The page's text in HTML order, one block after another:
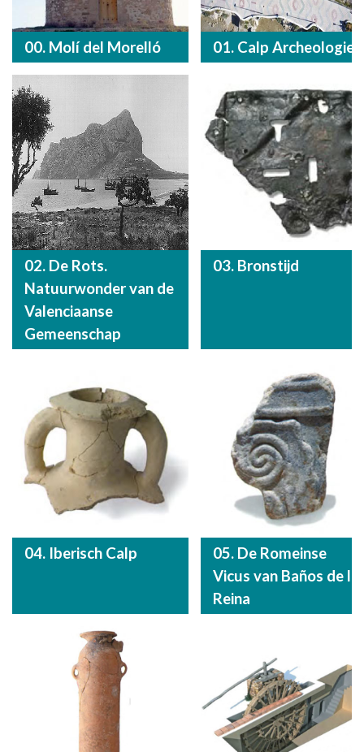
00. Molí del Morelló 01. Calp Archeologie
02. De Rots.
Natuurwonder van de
Valenciaanse
Gemeenschap
03. Bronstijd
04. Iberisch Calp
05. De Romeinse
Vicus van Baños de la
Reina